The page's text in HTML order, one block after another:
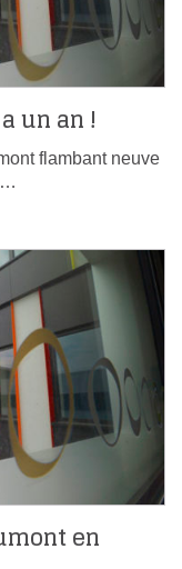
un an !
flambant neuve
en